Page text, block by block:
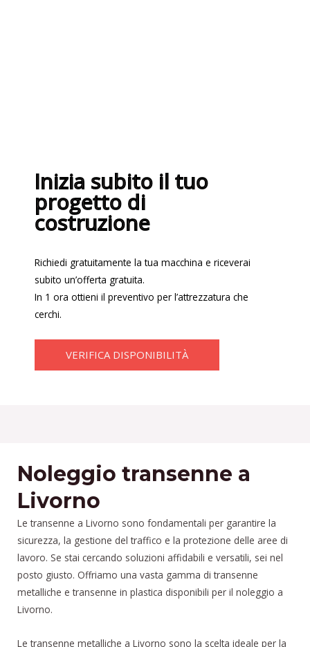
Inizia subito il tuo
progetto di
costruzione
Richiedi gratuitamente la tua macchina e riceverai
subito un’offerta gratuita.
In 1 ora ottieni il preventivo per l’attrezzatura che
cerchi.
VERIFICA DISPONIBILITÀ
Noleggio transenne a
Livorno
Le transenne a Livorno sono fondamentali per garantire la
sicurezza, la gestione del traffico e la protezione delle aree di
lavoro. Se stai cercando soluzioni affidabili e versatili, sei nel
posto giusto. Offriamo una vasta gamma di transenne
metalliche e transenne in plastica disponibili per il noleggio a
Livorno.
Le transenne metalliche a Livorno sono la scelta ideale per la